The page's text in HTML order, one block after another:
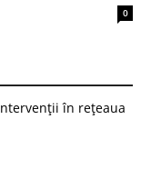
0
în rețeaua